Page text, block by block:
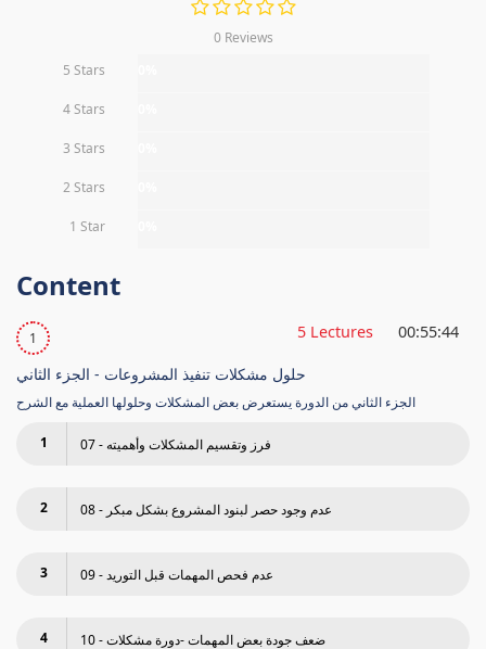
0 Reviews
5 Stars
4 Stars
3 Stars
2 Stars
1 Star
Content
1 5 Lectures 00:55:44
حلول مشكلات تنفيذ المشروعات - الجزء الثاني
الجزء الثاني من الدورة يستعرض بعض المشكلات وحلولها العملية مع الشرح
1 07 - فرز وتقسيم المشكلات وأهميته
2 08 - عدم وجود حصر لبنود المشروع بشكل مبكر
3 09 - عدم فحص المھمات قبل التوريد
4 10 - ضعف جودة بعض المھمات -دورة مشكلات